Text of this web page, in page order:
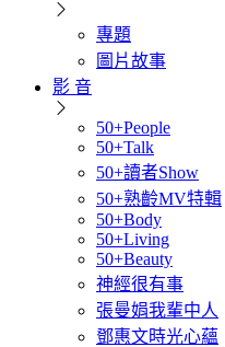
專題
圖片故事
影 音
50+People
50+Talk
50+讀者Show
50+熟齡MV特輯
50+Body
50+Living
50+Beauty
神經很有事
張曼娟我輩中人
鄧惠文時光心蘊